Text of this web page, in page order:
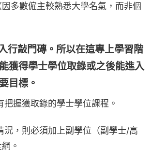
多數僱主較熟悉大學名氣，而非個
行敲門磚。所以在這專上學習階
獲得學士學位取錄或之後能進入
目標。
把握獲取錄的學士學位課程。
況，則必須加上副學位（副學士/高
。